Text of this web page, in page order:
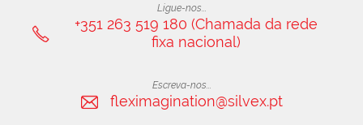
Ligue-nos...
+351 263 519 180 (Chamada da rede
fixa nacional)
Escreva-nos...
fleximagination@silvex.pt